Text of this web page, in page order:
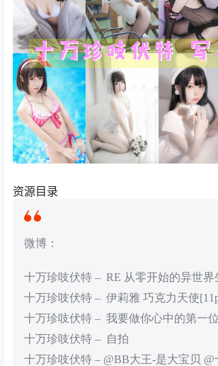
资源目录
微博：
十万珍吱伏特 – RE 从零开始的异世界
十万珍吱伏特 – 伊莉雅 巧克力天使
十万珍吱伏特 – 我要做你心中的第一
十万珍吱伏特 – 自拍
十万珍吱伏特 – @BB大王-是大宝贝